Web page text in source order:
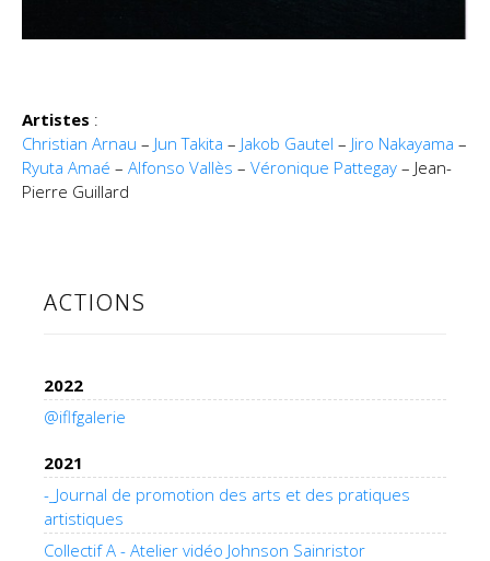
Artistes :
Christian Arnau – Jun Takita – Jakob Gautel – Jiro Nakayama –
Ryuta Amaé – Alfonso Vallès – Véronique Pattegay – Jean-
Pierre Guillard
ACTIONS
2022
@iflfgalerie
2021
-_Journal de promotion des arts et des pratiques
artistiques
Collectif A - Atelier vidéo Johnson Sainristor